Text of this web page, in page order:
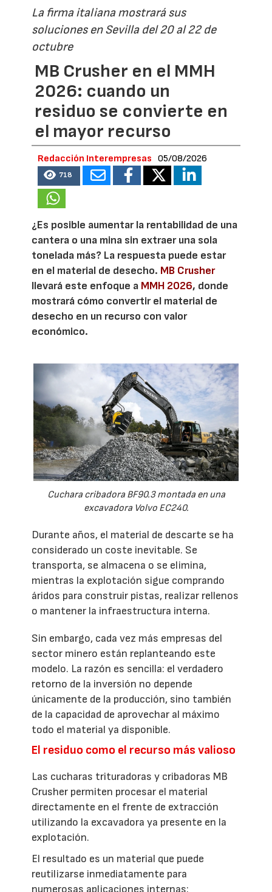
La firma italiana mostrará sus
soluciones en Sevilla del 20 al 22 de
octubre
MB Crusher en el MMH
2026: cuando un
residuo se convierte en
el mayor recurso
Redacción Interempresas 05/08/2026
718
¿Es posible aumentar la rentabilidad de una
cantera o una mina sin extraer una sola
tonelada más? La respuesta puede estar
en el material de desecho. MB Crusher
llevará este enfoque a MMH 2026, donde
mostrará cómo convertir el material de
desecho en un recurso con valor
económico.
Cuchara cribadora BF90.3 montada en una
excavadora Volvo EC240.
Durante años, el material de descarte se ha
considerado un coste inevitable. Se
transporta, se almacena o se elimina,
mientras la explotación sigue comprando
áridos para construir pistas, realizar rellenos
o mantener la infraestructura interna.
Sin embargo, cada vez más empresas del
sector minero están replanteando este
modelo. La razón es sencilla: el verdadero
retorno de la inversión no depende
únicamente de la producción, sino también
de la capacidad de aprovechar al máximo
todo el material ya disponible.
El residuo como el recurso más valioso
Las cucharas trituradoras y cribadoras MB
Crusher permiten procesar el material
directamente en el frente de extracción
utilizando la excavadora ya presente en la
explotación.
El resultado es un material que puede
reutilizarse inmediatamente para
numerosas aplicaciones internas: